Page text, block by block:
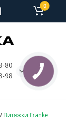
80
98
0
Витяжки Franke